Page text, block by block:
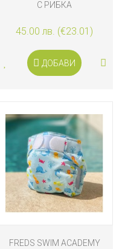
С РИБКА
45.00 лв. (€23.01)
ДОБАВИ
FREDS SWIM ACADEMY